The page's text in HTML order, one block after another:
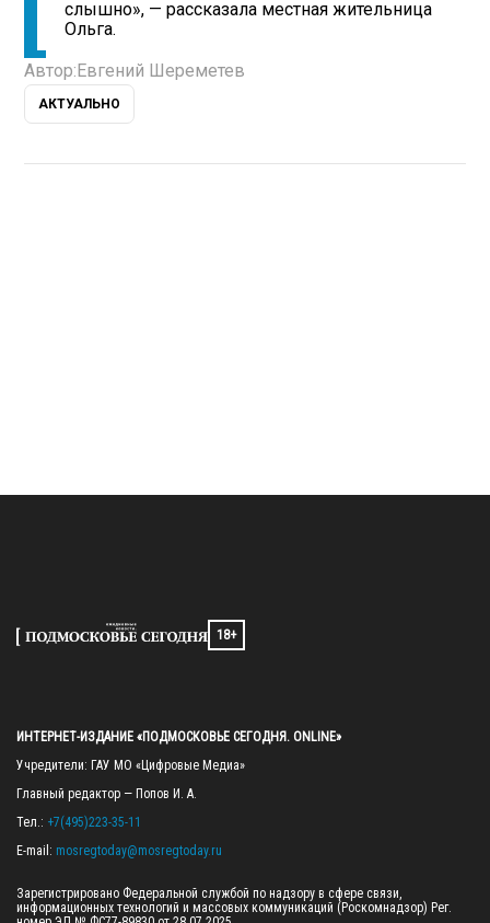
слышно», — рассказала местная жительница
Ольга.
Автор: Евгений Шереметев
АКТУАЛЬНО
18+
ИНТЕРНЕТ-ИЗДАНИЕ «ПОДМОСКОВЬЕ СЕГОДНЯ. ONLINE»
Учредители: ГАУ МО «Цифровые Медиа»
Главный редактор — Попов И. А.
Тел.: +7(495)223-35-11
E-mail: mosregtoday@mosregtoday.ru
Зарегистрировано Федеральной службой по надзору в сфере связи,
информационных технологий и массовых коммуникаций (Роскомнадзор) Рег.